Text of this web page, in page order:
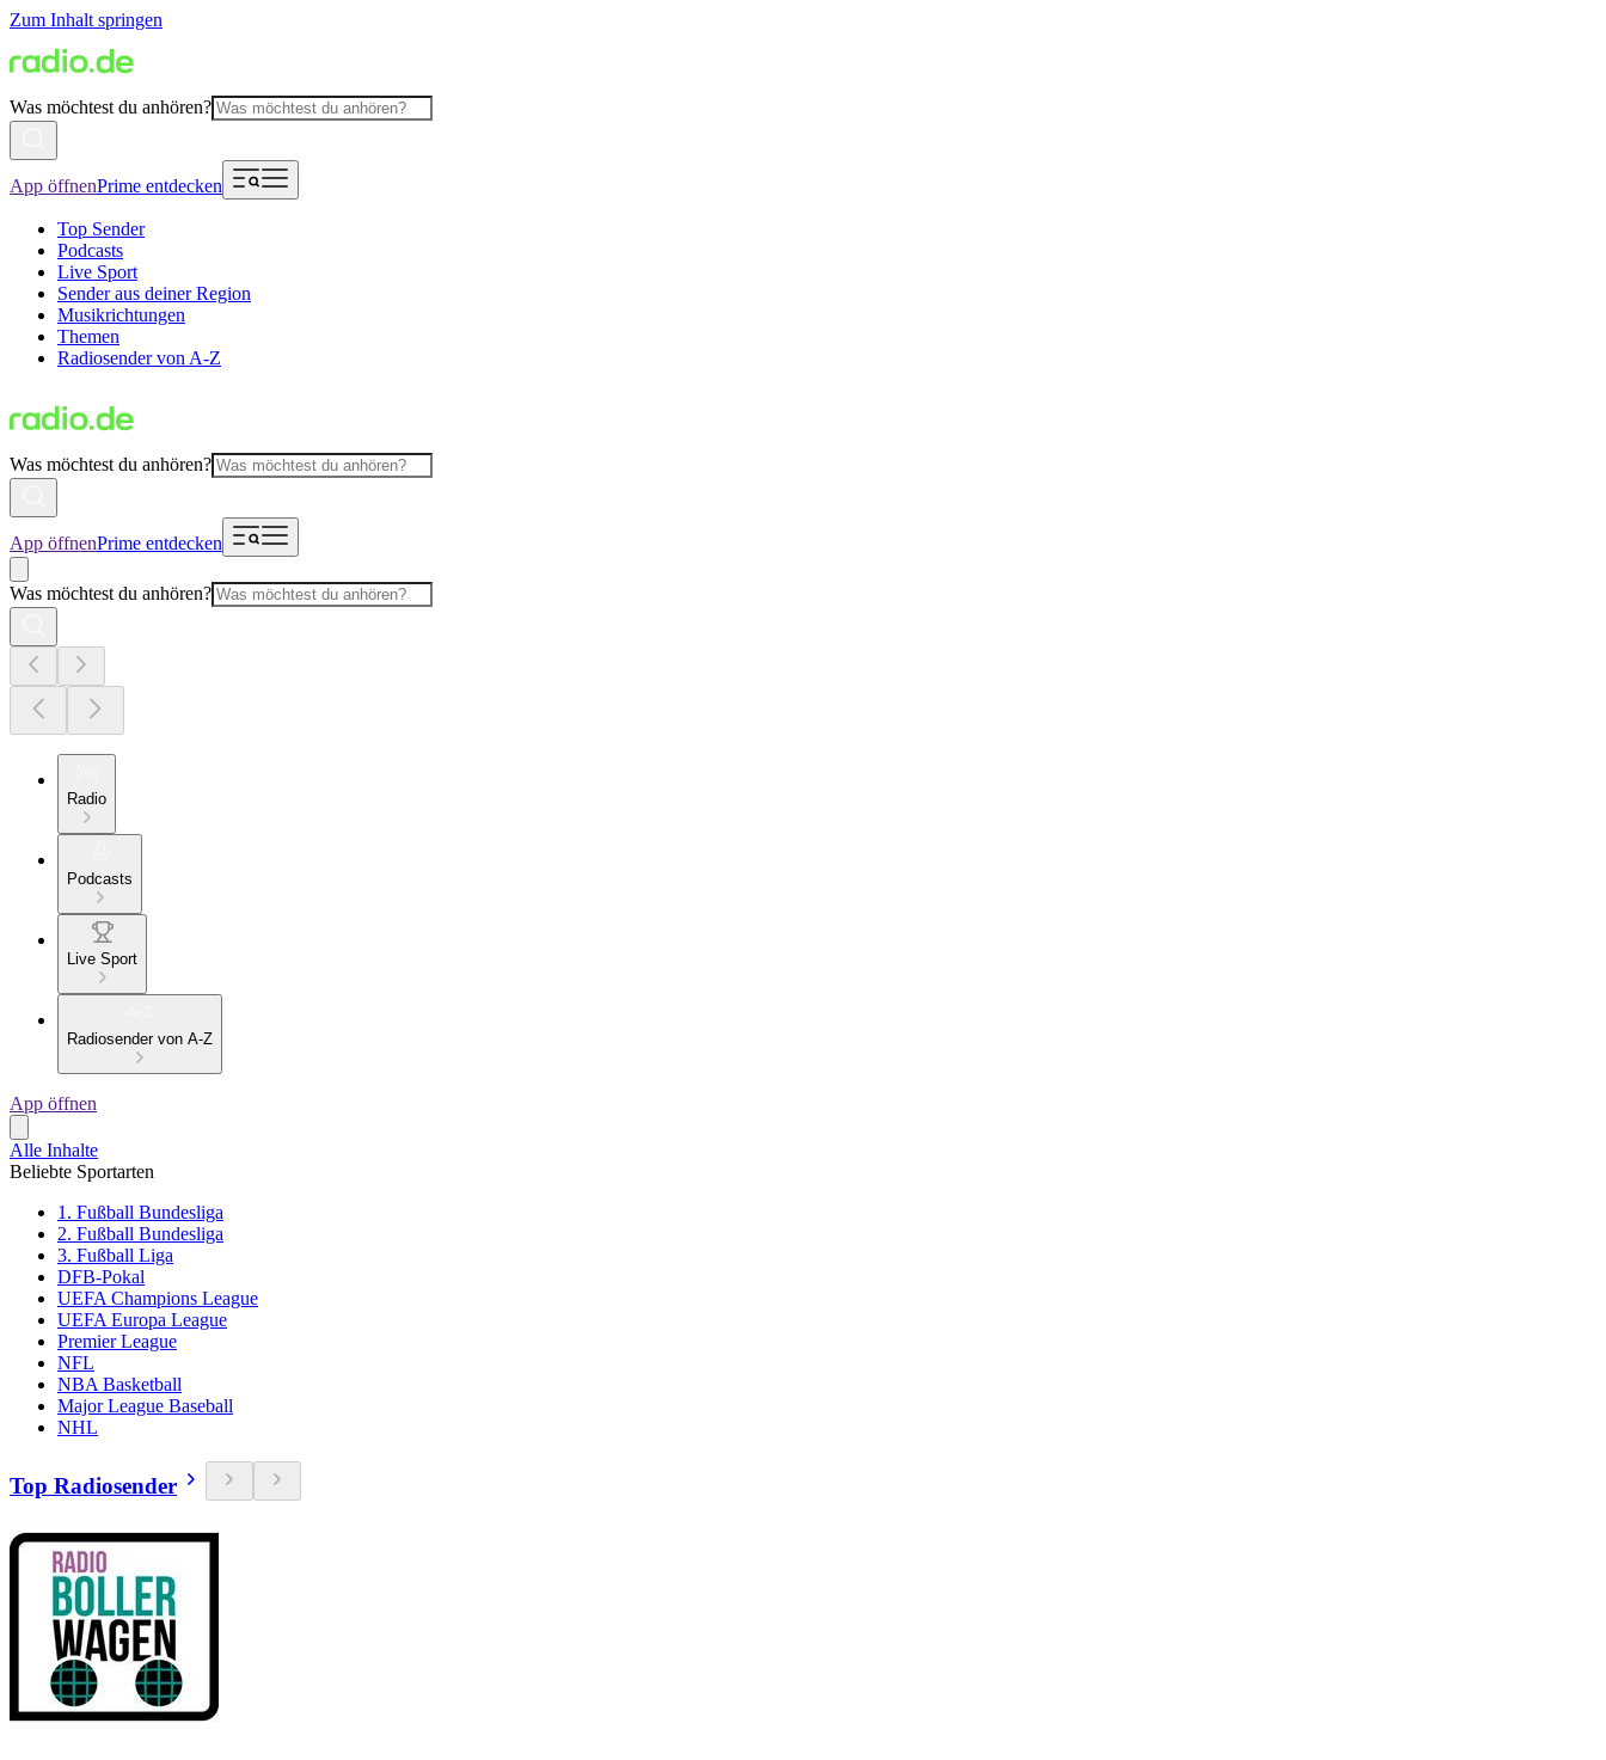
Zum Inhalt springen
Was möchtest du anhören?
App öffnenPrime entdecken
Top Sender
Podcasts
Live Sport
Sender aus deiner Region
Musikrichtungen
Themen
Radiosender von A-Z
Was möchtest du anhören?
App öffnenPrime entdecken
Was möchtest du anhören?
Radio
Podcasts
Live Sport
Radiosender von A-Z
App öffnen
Alle Inhalte
Beliebte Sportarten
1. Fußball Bundesliga
2. Fußball Bundesliga
3. Fußball Liga
DFB-Pokal
UEFA Champions League
UEFA Europa League
Premier League
NFL
NBA Basketball
Major League Baseball
NHL
Top Radiosender